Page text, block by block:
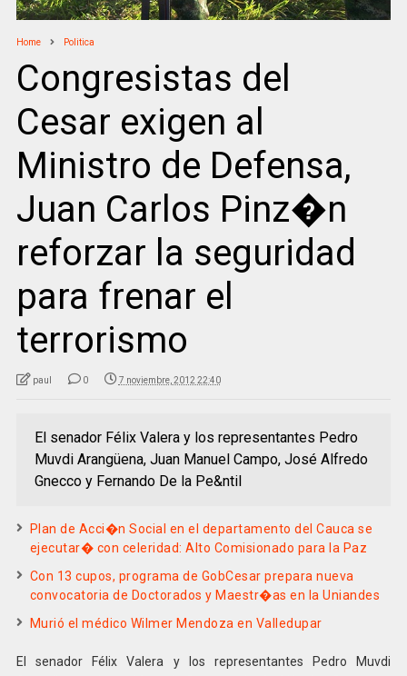
Home Politica
Congresistas del
Cesar exigen al
Ministro de Defensa,
Juan Carlos Pinz�n
reforzar la seguridad
para frenar el
terrorismo
paul 0 7 noviembre, 2012 22:40
El senador Félix Valera y los representantes Pedro
Muvdi Arangüena, Juan Manuel Campo, José Alfredo
Gnecco y Fernando De la Pe&ntil
Plan de Acci�n Social en el departamento del Cauca se
ejecutar� con celeridad: Alto Comisionado para la Paz
Con 13 cupos, programa de GobCesar prepara nueva
convocatoria de Doctorados y Maestr�as en la Uniandes
Murió el médico Wilmer Mendoza en Valledupar
El senador Félix Valera y los representantes Pedro Muvdi